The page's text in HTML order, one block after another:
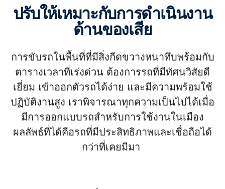
ปรับให้เหมาะกับการดำเนินงาน
ด้านของเสีย
การขับรถในพื้นที่ที่มีสิ่งกีดขวางหนาทึบพร้อมกับ
ตารางเวลาที่เร่งด่วน ต้องการรถที่มีทัศนวิสัยดี
เยี่ยม เข้าออกตัวรถได้ง่าย และมีความพร้อมใช้
ปฏิบัติงานสูง เราพิจารณาทุกความเป็นไปได้เมื่อ
มีการออกแบบรถสำหรับการใช้งานในเมือง
ผลลัพธ์ที่ได้คือรถที่มีประสิทธิภาพและเชื่อถือได้
กว่าที่เคยมีมา